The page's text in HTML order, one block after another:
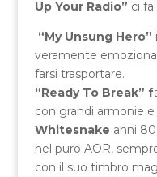
Up Your Radio” ci
“My Unsung Hero”
veramente
farsi trasportare.
“Ready To Break” f
con grandi armonie
Whitesnake anni
nel puro AOR,
con il suo timbro